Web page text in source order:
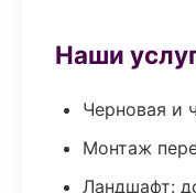
Наши
Черновая и
Монтаж
Ландшафт: